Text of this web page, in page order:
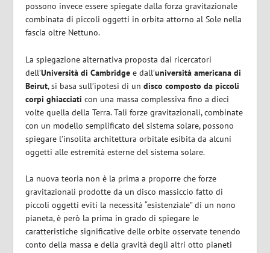
possono invece essere spiegate dalla forza gravitazionale
combinata di piccoli oggetti in orbita attorno al Sole nella
fascia oltre Nettuno.
La spiegazione alternativa proposta dai ricercatori
dell’Università di Cambridge e dall’università americana di
Beirut, si basa sull’ipotesi di undisco composto da piccoli
corpi ghiacciati con una massa complessiva fino a dieci
volte quella della Terra. Tali forze gravitazionali, combinate
con un modello semplificato del sistema solare, possono
spiegare l’insolita architettura orbitale esibita da alcuni
oggetti alle estremità esterne del sistema solare.
La nuova teoria non è la prima a proporre che forze
gravitazionali prodotte da un disco massiccio fatto di
piccoli oggetti eviti la necessità “esistenziale” di un nono
pianeta, è però la prima in grado di spiegare le
caratteristiche significative delle orbite osservate tenendo
conto della massa e della gravità degli altri otto pianeti